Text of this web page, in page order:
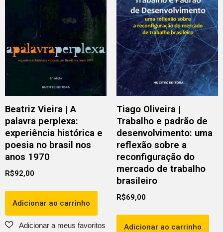
Beatriz Vieira | A
palavra perplexa:
experiência histórica e
poesia no brasil nos
anos 1970
R$92,00
Adicionar ao carrinho
Tiago Oliveira |
Trabalho e padrão de
desenvolvimento: uma
reflexão sobre a
reconfiguração do
mercado de trabalho
brasileiro
R$69,00
Adicionar ao carrinho